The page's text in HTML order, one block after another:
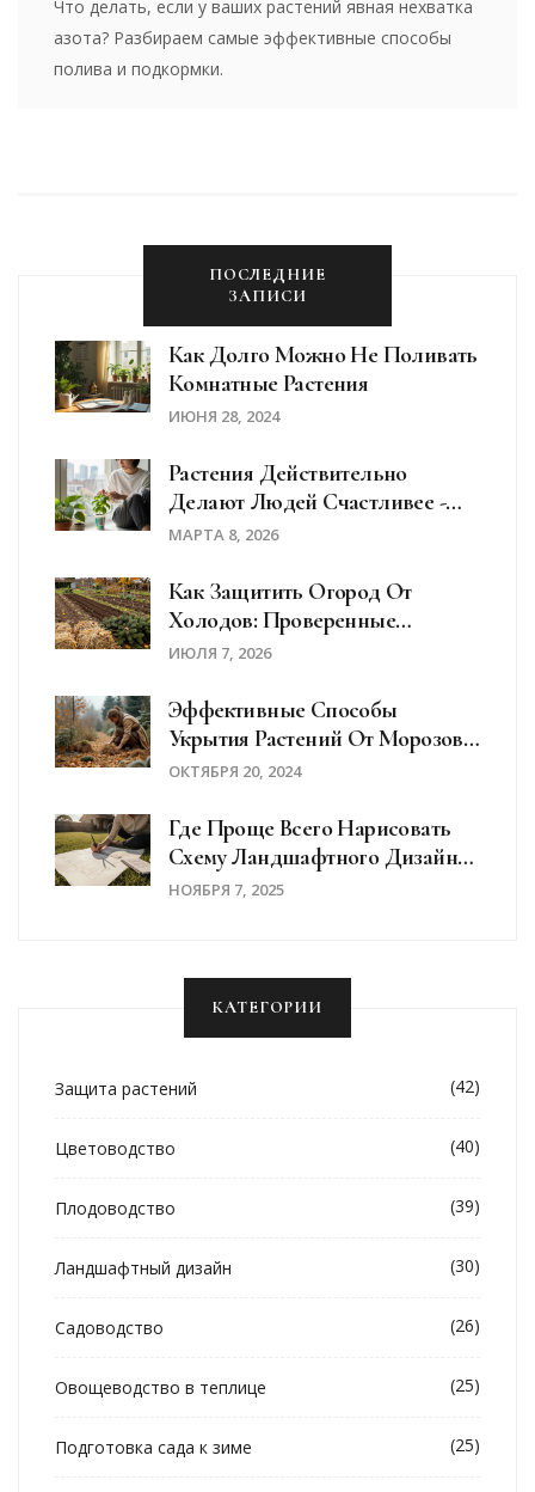
Что делать, если у ваших растений явная нехватка
азота? Разбираем самые эффективные способы
полива и подкормки.
ПОСЛЕДНИЕ
ЗАПИСИ
Как Долго Можно Не Поливать
Комнатные Растения
ИЮНЯ 28, 2024
Растения Действительно
Делают Людей Счастливее -
Научные Факты И Как Это
МАРТА 8, 2026
Как Защитить Огород От
Холодов: Проверенные
Способы Укрытия Растений На
ИЮЛЯ 7, 2026
Эффективные Способы
Укрытия Растений От Морозов:
Советы Садоводам
ОКТЯБРЯ 20, 2024
Где Проще Всего Нарисовать
Схему Ландшафтного Дизайна
Дома?
НОЯБРЯ 7, 2025
КАТЕГОРИИ
Защита растений (42)
Цветоводство (40)
Плодоводство (39)
Ландшафтный дизайн (30)
Садоводство (26)
Овощеводство в теплице (25)
Подготовка сада к зиме (25)